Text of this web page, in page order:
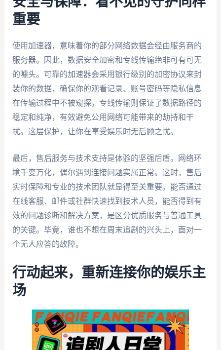
重要
使用加速器，意味着你的部分网络数据会经由服务商的
服务器。因此，数据安全加密和专线传输绝非可有可无
的噱头。可靠的加速器会采用银行级别的加密协议来封
装你的数据，确保你的观看记录、账号密码等隐私信息
在传输过程中不被窥探。专线传输则保证了数据路径的
稳定和纯净，有效避免公用网络可能带来的劫持和干
扰。这层保护，让你在享受娱乐时无后顾之忧。
最后，售后服务与技术支持是体验的坚强后盾。网络环
境千变万化，偶尔遇到连接问题实属正常。这时，售后
实时保障和专业的技术团队就显得至关重要。能否通过
在线客服、邮件或社群快速找到技术人员，能否得到有
效的问题诊断和解决方案，是区分优质服务与普通工具
的关键。毕竟，谁也不想在周末追剧的兴头上，面对一
个无人应答的故障。
行动起来，重新连接你的娱乐主
场